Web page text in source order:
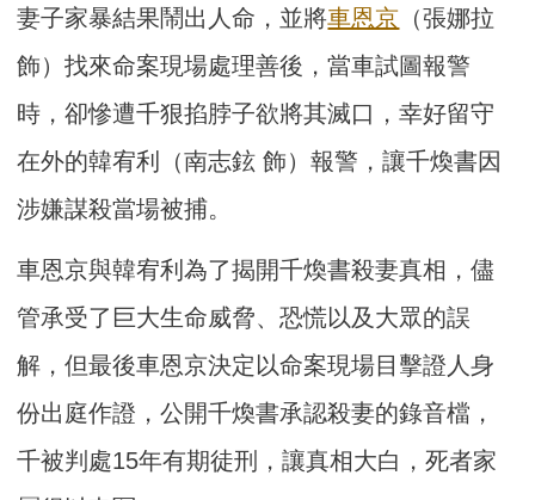
妻子家暴結果鬧出人命，並將車恩京 （張娜拉
飾）找來命案現場處理善後，當車試圖報警
時，卻慘遭千狠掐脖子欲將其滅口，幸好留守
在外的韓宥利（南志鉉 飾）報警，讓千煥書因
涉嫌謀殺當場被捕。
車恩京與韓宥利為了揭開千煥書殺妻真相，儘
管承受了巨大生命威脅、恐慌以及大眾的誤
解，但最後車恩京決定以命案現場目擊證人身
份出庭作證，公開千煥書承認殺妻的錄音檔，
千被判處15年有期徒刑，讓真相大白，死者家